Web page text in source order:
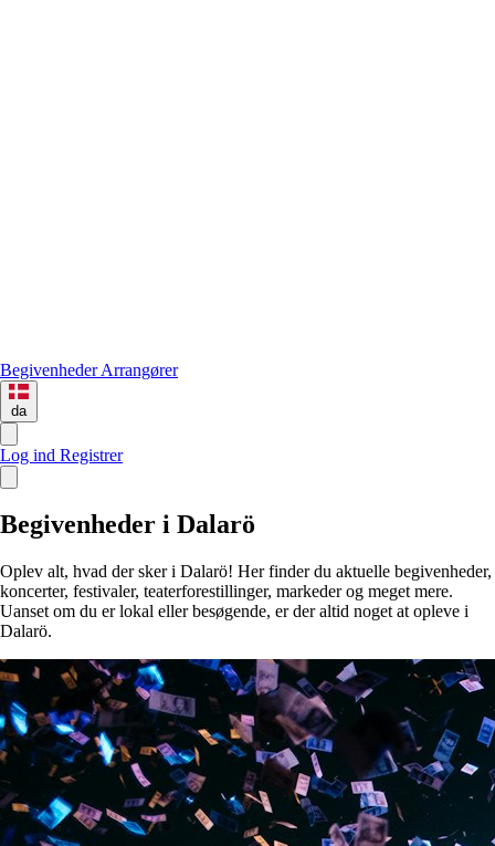
BegivenhederArrangører
da
Log ind Registrer
Begivenheder i Dalarö
Oplev alt, hvad der sker i Dalarö! Her finder du aktuelle begivenheder,
koncerter, festivaler, teaterforestillinger, markeder og meget mere.
Uanset om du er lokal eller besøgende, er der altid noget at opleve i
Dalarö.